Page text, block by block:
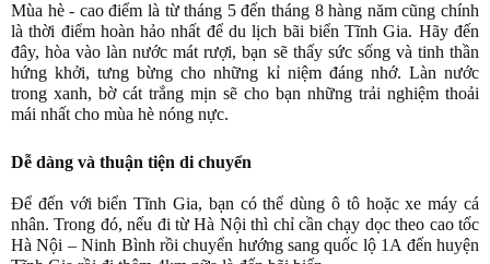
Mùa hè - cao điểm là từ tháng 5 đến tháng 8 hàng năm cũng chính
là thời điểm hoàn hảo nhất để du lịch bãi biển Tĩnh Gia. Hãy đến
đây, hòa vào làn nước mát rượi, bạn sẽ thấy sức sống và tinh thần
hứng khởi, tưng bừng cho những kỉ niệm đáng nhớ. Làn nước
trong xanh, bờ cát trắng mịn sẽ cho bạn những trải nghiệm thoải
mái nhất cho mùa hè nóng nực.
Dễ dàng và thuận tiện di chuyển
Để đến với biển Tĩnh Gia, bạn có thể dùng ô tô hoặc xe máy cá
nhân. Trong đó, nếu đi từ Hà Nội thì chỉ cần chạy dọc theo cao tốc
Hà Nội – Ninh Bình rồi chuyển hướng sang quốc lộ 1A đến huyện